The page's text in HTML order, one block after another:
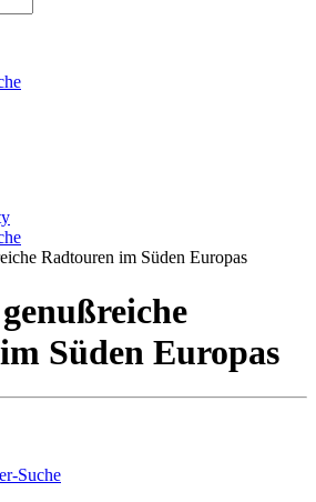
Radtouren im Süden Europas
Süden Europas
Suche